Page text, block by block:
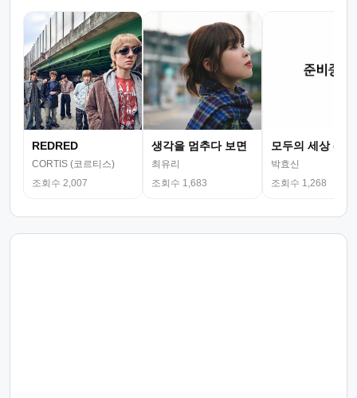
REDRED
CORTIS (코르티스)
조회수 2,007
생각을 멈추다 보면
최유리
조회수 1,683
모두의 세상 (뮤
박효신
조회수 1,268